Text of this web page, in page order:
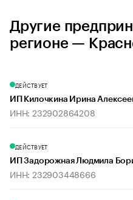
Другие
регионе —
ДЕЙСТВУЕТ
ИП Килочкина Ирина
ИНН: 232902864208
ДЕЙСТВУЕТ
ИП Задорожная Людмила
ИНН: 232903448666